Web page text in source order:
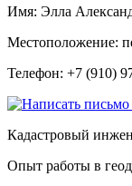
Имя: Элла
Местоположение:
Телефон: +7 (910)
Кадастровый
Опыт работы в